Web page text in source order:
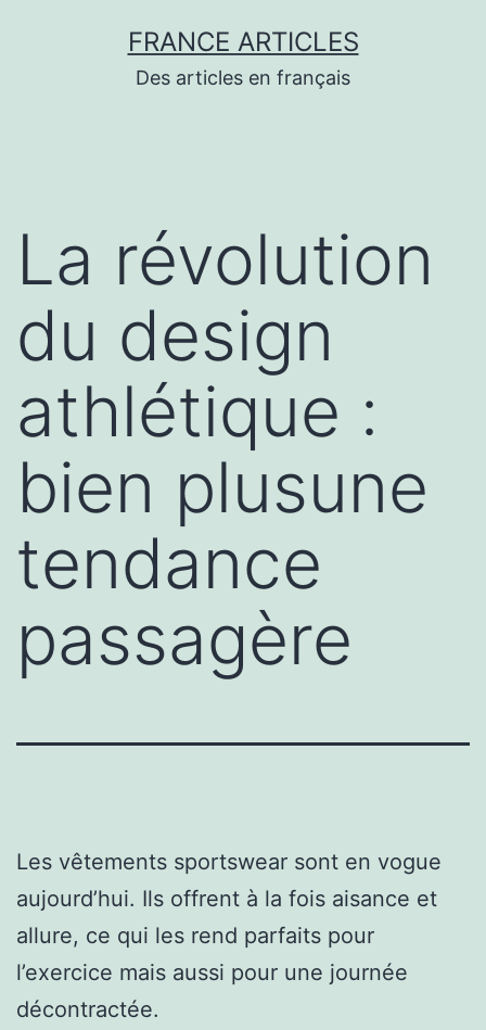
FRANCE ARTICLES
Des articles en français
La révolution
du design
athlétique :
bien plusune
tendance
passagère
Les vêtements sportswear sont en vogue
aujourd’hui. Ils offrent à la fois aisance et
allure, ce qui les rend parfaits pour
l’exercice mais aussi pour une journée
décontractée.